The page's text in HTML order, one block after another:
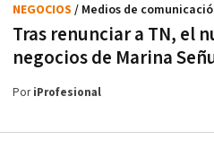
Tras renunciar a TN, el
negocios de Marina
NEGOCIOS / Medios de
PoriProfesional